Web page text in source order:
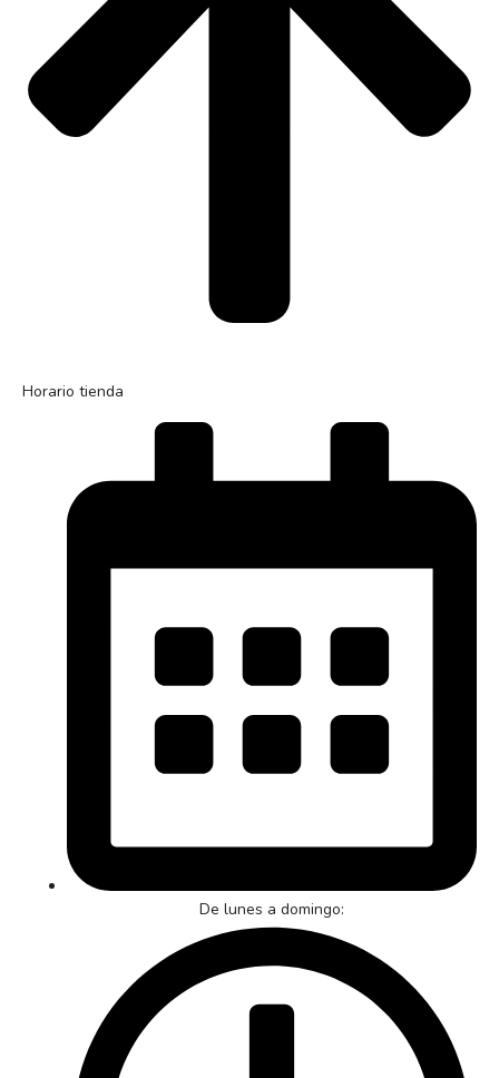
Horario tienda
De lunes a domingo: